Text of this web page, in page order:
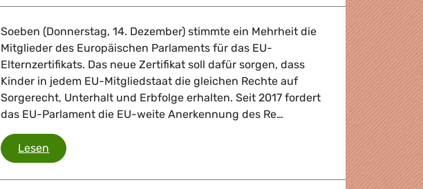
Soeben (Donnerstag, 14. Dezember) stimmte ein Mehrheit die
Mitglieder des Europäischen Parlaments für das EU-
Elternzertifikats. Das neue Zertifikat soll dafür sorgen, dass
Kinder in jedem EU-Mitgliedstaat die gleichen Rechte auf
Sorgerecht, Unterhalt und Erbfolge erhalten. Seit 2017 fordert
das EU-Parlament die EU-weite Anerkennung des Re…
Lesen EU-Parlament unterstützt EU-weite Anerkennung von Elternschaft